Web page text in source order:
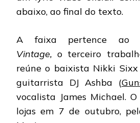
abaixo, ao final do texto.
A faixa pertence ao
Vintage,o terceiro
reúne o baixista Nikki Sixx
guitarrista DJ Ashba (
vocalista James Michael.
lojas em 7 de outubro,